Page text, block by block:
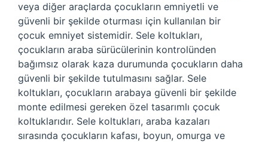
veya diğer araçlarda çocukların emniyetli ve
güvenli bir şekilde oturması için kullanılan bir
çocuk emniyet sistemidir. Sele koltukları,
çocukların araba sürücülerinin kontrolünden
bağımsız olarak kaza durumunda çocukların daha
güvenli bir şekilde tutulmasını sağlar. Sele
koltukları, çocukların arabaya güvenli bir şekilde
monte edilmesi gereken özel tasarımlı çocuk
koltuklarıdır. Sele koltukları, araba kazaları
sırasında çocukların kafası, boyun, omurga ve